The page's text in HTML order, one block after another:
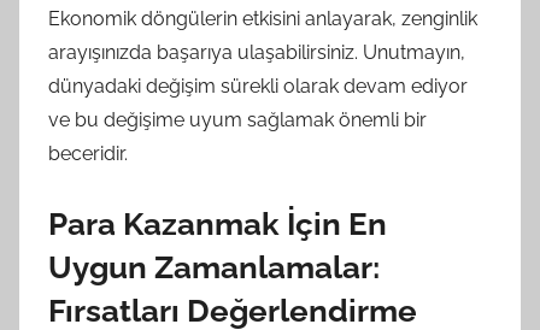
Ekonomik döngülerin etkisini anlayarak, zenginlik
arayışınızda başarıya ulaşabilirsiniz. Unutmayın,
dünyadaki değişim sürekli olarak devam ediyor
ve bu değişime uyum sağlamak önemli bir
beceridir.
Para Kazanmak İçin En
Uygun Zamanlamalar:
Fırsatları Değerlendirme